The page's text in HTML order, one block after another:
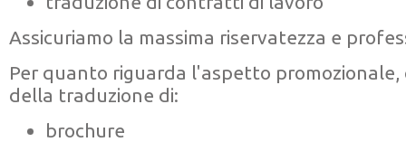
Assicuriamo la massima riservatezza e
Per quanto riguarda l'aspetto promozionale,
della traduzione di:
brochure